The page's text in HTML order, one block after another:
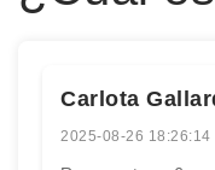
Carlota
2025-08-26 18:26:14